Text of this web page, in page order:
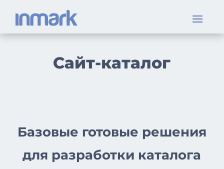
Сайт-каталог
Базовые готовые решения
для разработки каталога